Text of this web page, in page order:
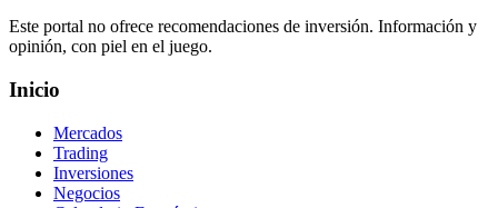
Este portal no ofrece recomendaciones de inversión. Información y
opinión, con piel en el juego.
Inicio
Mercados
Trading
Inversiones
Negocios